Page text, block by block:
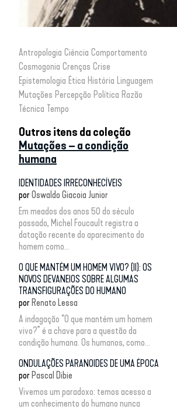
Antropologia Ciência Comportamento
Cosmogonia Crenças Crise
Epistemologia Ética História Linguagem
Mutações Percepção Política Razão
Técnica Tempo
Outros itens da coleção
Mutações – a condição
humana
IDENTIDADES IRRECONHECÍVEIS
porOswaldo Giacoia Junior
Em meados dos anos 50 do século
passado, Michel Foucault registra a
datação recente do aparecimento do
homem como...
O QUE MANTÉM UM HOMEM VIVO? (II): OS
NOVOS DEVANEIOS SOBRE ALGUMAS
TRANSFIGURAÇÕES DO HUMANO
por Renato Lessa
A indagação “O que mantém um homem
vivo?” é a chave para a questão da
condição humana. Os humanos, como...
ONDULAÇÕES PARANOIDES DE UMA ÉPOCA
por Pascal Dibie
Vivemos um paradoxo: temos acesso a
um conhecimento do humano nunca